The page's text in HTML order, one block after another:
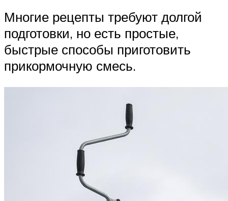
Многие рецепты требуют долгой
подготовки, но есть простые,
быстрые способы приготовить
прикормочную смесь.